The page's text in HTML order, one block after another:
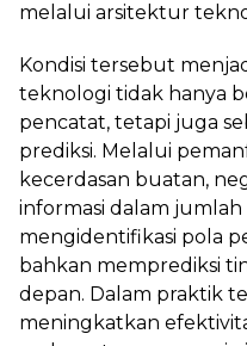
melalui arsitektur
Kondisi tersebut
teknologi tidak hanya
pencatat, tetapi juga
prediksi. Melalui
kecerdasan buatan,
informasi dalam
mengidentifikasi pola
bahkan memprediksi
depan. Dalam praktik
meningkatkan